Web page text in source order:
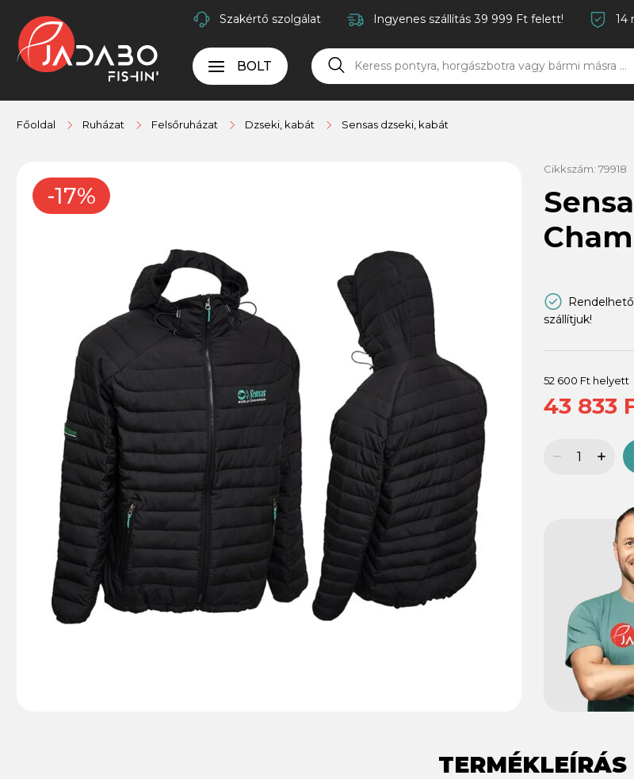
Szakértő szolgálat Ingyenes szállítás 39 999 Ft felett! 14
BOLT
Főoldal Ruházat Felsőruházat Dzseki, kabát Sensas dzseki, kabát
-17%
Cikkszám: 79918
szállítjuk!
52 600 Ft helyett
43 833
TERMÉKLEÍRÁS